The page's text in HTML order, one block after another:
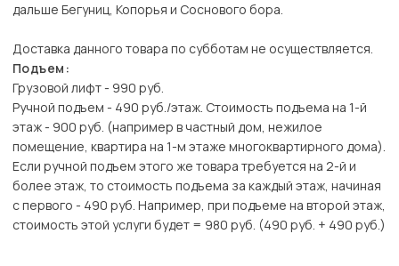
дальше Бегуниц, Копорья и Соснового бора.
Доставка данного товара по субботам не осуществляется.
Подъем:
Грузовой лифт - 990 руб.
Ручной подъем - 490 руб./этаж. Стоимость подъема на 1-й
этаж - 900 руб. (например в частный дом, нежилое
помещение, квартира на 1-м этаже многоквартирного дома).
Если ручной подъем этого же товара требуется на 2-й и
более этаж, то стоимость подъема за каждый этаж, начиная
с первого - 490 руб. Например, при подъеме на второй этаж,
стоимость этой услуги будет = 980 руб. (490 руб. + 490 руб.)